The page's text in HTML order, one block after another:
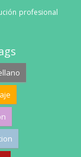
profesional